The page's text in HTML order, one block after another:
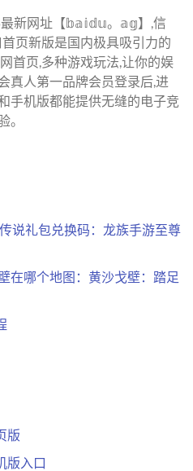
新网址【𝕓𝕒𝕚𝕕𝕦。𝕒𝕘】,信
页新版是国内极具吸引力的
首页,多种游戏玩法,让你的娱
真人第一品牌会员登录后,进
手机版都能提供无缝的电子竞
。
说礼包兑换码：龙族手游至尊
在哪个地图：黄沙戈壁：踏足
版
版入口